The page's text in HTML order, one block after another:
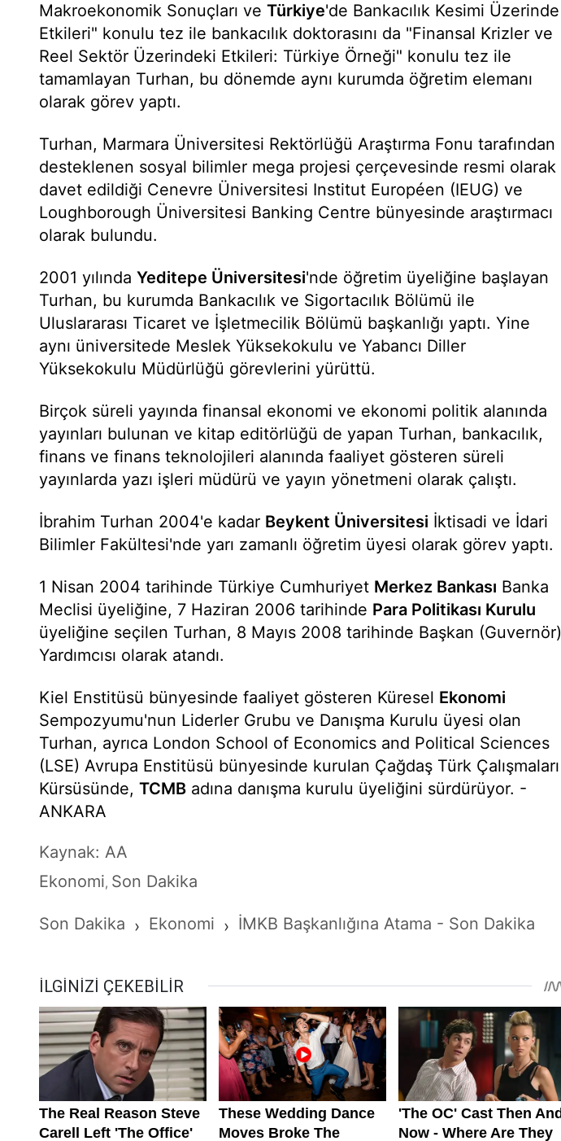
Makroekonomik Sonuçları ve Türkiye'de Bankacılık Kesimi Üzerinde
Etkileri" konulu tez ile bankacılık doktorasını da "Finansal Krizler ve
Reel Sektör Üzerindeki Etkileri: Türkiye Örneği" konulu tez ile
tamamlayan Turhan, bu dönemde aynı kurumda öğretim elemanı
olarak görev yaptı.
Turhan, Marmara Üniversitesi Rektörlüğü Araştırma Fonu tarafından
desteklenen sosyal bilimler mega projesi çerçevesinde resmi olarak
davet edildiği Cenevre Üniversitesi Institut Européen (IEUG) ve
Loughborough Üniversitesi Banking Centre bünyesinde araştırmacı
olarak bulundu.
2001 yılında Yeditepe Üniversitesi'nde öğretim üyeliğine başlayan
Turhan, bu kurumda Bankacılık ve Sigortacılık Bölümü ile
Uluslararası Ticaret ve İşletmecilik Bölümü başkanlığı yaptı. Yine
aynı üniversitede Meslek Yüksekokulu ve Yabancı Diller
Yüksekokulu Müdürlüğü görevlerini yürüttü.
Birçok süreli yayında finansal ekonomi ve ekonomi politik alanında
yayınları bulunan ve kitap editörlüğü de yapan Turhan, bankacılık,
finans ve finans teknolojileri alanında faaliyet gösteren süreli
yayınlarda yazı işleri müdürü ve yayın yönetmeni olarak çalıştı.
İbrahim Turhan 2004'e kadar Beykent Üniversitesi İktisadi ve İdari
Bilimler Fakültesi'nde yarı zamanlı öğretim üyesi olarak görev yaptı.
1 Nisan 2004 tarihinde Türkiye Cumhuriyet Merkez Bankası Banka
Meclisi üyeliğine, 7 Haziran 2006 tarihinde Para Politikası Kurulu
üyeliğine seçilen Turhan, 8 Mayıs 2008 tarihinde Başkan (Guvernör)
Yardımcısı olarak atandı.
Kiel Enstitüsü bünyesinde faaliyet gösteren Küresel Ekonomi
Sempozyumu'nun Liderler Grubu ve Danışma Kurulu üyesi olan
Turhan, ayrıca London School of Economics and Political Sciences
(LSE) Avrupa Enstitüsü bünyesinde kurulan Çağdaş Türk Çalışmaları
Kürsüsünde, TCMB adına danışma kurulu üyeliğini sürdürüyor. -
ANKARA
Kaynak: AA
Ekonomi, Son Dakika
Son Dakika › Ekonomi › İMKB Başkanlığına Atama - Son Dakika